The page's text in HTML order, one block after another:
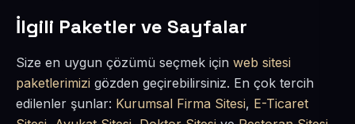
İlgili Paketler ve Sayfalar
Size en uygun çözümü seçmek için web sitesi
paketlerimizi gözden geçirebilirsiniz. En çok tercih
edilenler şunlar: Kurumsal Firma Sitesi, E-Ticaret